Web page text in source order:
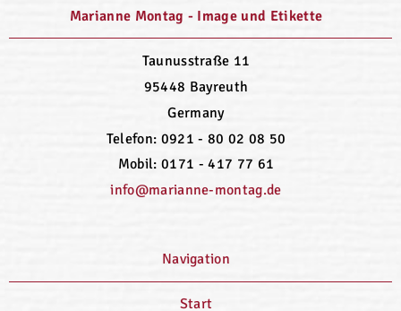
Marianne Montag - Image und Etikette
Taunusstraße 11
95448 Bayreuth
Germany
Telefon: 0921 - 80 02 08 50
Mobil: 0171 - 417 77 61
info@marianne-montag.de
Navigation
Start